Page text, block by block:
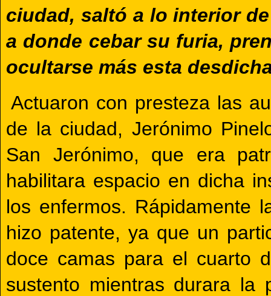
ciudad, saltó a lo interior
a donde cebar su furia,
ocultarse más esta
Actuaron con presteza las
de la ciudad, Jerónimo
San Jerónimo, que era
habilitara espacio en dicha
los enfermos. Rápidamente
hizo patente, ya que un
doce camas para el cuarto
sustento mientras durara